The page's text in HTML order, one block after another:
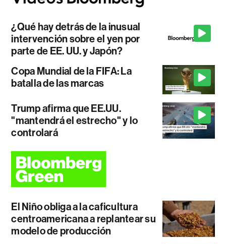
¿Qué hay detrás de la inusual
intervención sobre el yen por
parte de EE. UU. y Japón?
Copa Mundial de la FIFA: La
batalla de las marcas
Trump afirma que EE.UU.
"mantendrá el estrecho" y lo
controlará
El Niño obliga a la caficultura
centroamericana a replantear su
modelo de producción